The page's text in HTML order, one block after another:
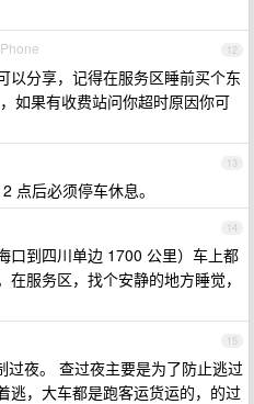
12
以分享，记得在服务区睡前买个东
如果有收费站问你超时原因你可
13
点后必须停车休息。
14
口到四川单边 1700 公里）车上都
服务区，找个安静的地方睡觉，
15
过夜。 查过夜主要是为了防止逃过
逃，大车都是跑客运货运的，的过